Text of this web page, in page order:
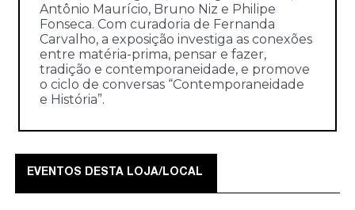
Antônio Maurício, Bruno Niz e Philipe
Fonseca. Com curadoria de Fernanda
Carvalho, a exposição investiga as conexões
entre matéria-prima, pensar e fazer,
tradição e contemporaneidade, e promove
o ciclo de conversas “Contemporaneidade
e História”.
EVENTOS DESTA LOJA/LOCAL